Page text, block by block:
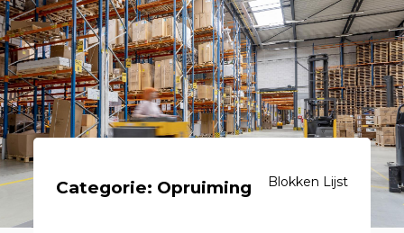
Categorie: Opruiming Blokken Lijst